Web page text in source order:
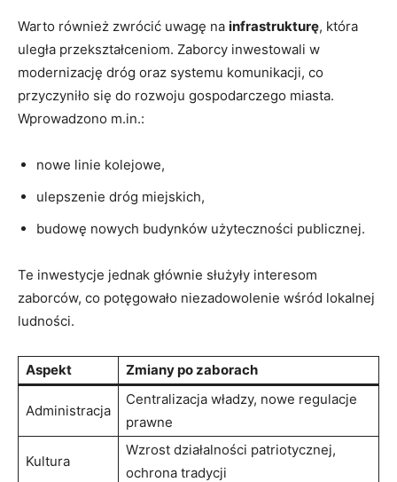
Warto również zwrócić uwagę na infrastrukturę, która
uległa przekształceniom. Zaborcy inwestowali w
modernizację dróg oraz systemu komunikacji, co
przyczyniło się do rozwoju gospodarczego miasta.
Wprowadzono m.in.:
nowe linie kolejowe,
ulepszenie dróg miejskich,
budowę nowych budynków użyteczności publicznej.
Te inwestycje jednak głównie służyły interesom
zaborców, co potęgowało niezadowolenie wśród lokalnej
ludności.
Aspekt Zmiany po zaborach
Administracja
Centralizacja władzy, nowe regulacje
prawne
Kultura
Wzrost działalności patriotycznej,
ochrona tradycji